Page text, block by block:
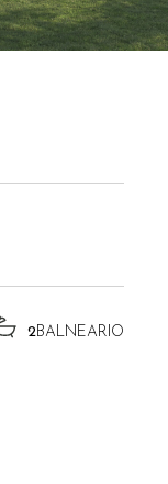
2BALNEARIO